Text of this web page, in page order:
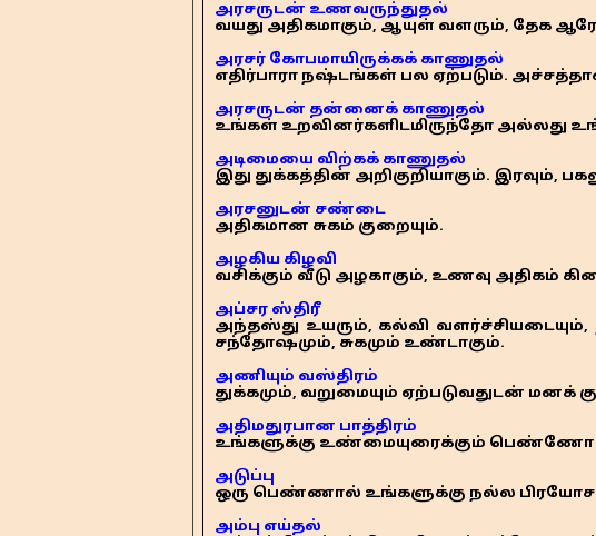
அரசருடன் உணவருந்துதல்
வயது அதிகமாகும், ஆயுள் வளரும், தேக
அரசர் கோபமாயிருக்கக் காணுதல்
எதிர்பாரா நஷ்டங்கள் பல ஏற்படும்.
அரசருடன் தன்னைக் காணுதல்
உங்கள் உறவினர்களிடமிருந்தோ அல்லது
அடிமையை விற்கக் காணுதல்
இது துக்கத்தின் அறிகுறியாகும். இரவும்,
அரசனுடன் சண்டை
அதிகமான சுகம் குறையும்.
அழகிய கிழவி
வசிக்கும் வீடு அழகாகும், உணவு அதிகம்
அப்சர ஸ்திரீ
அந்தஸ்து உயரும், கல்வி
சந்தோஷமும், சுகமும் உண்டாகும்.
அணியும் வஸ்திரம்
துக்கமும், வறுமையும் ஏற்படுவதுடன் மனக்
அதிமதுரபான பாத்திரம்
உங்களுக்கு உண்மையுரைக்கும்
அடுப்பு
ஒரு பெண்ணால் உங்களுக்கு நல்ல
அம்பு எய்தல்